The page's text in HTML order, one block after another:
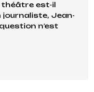
théâtre est-il
journaliste, Jean-
n’est